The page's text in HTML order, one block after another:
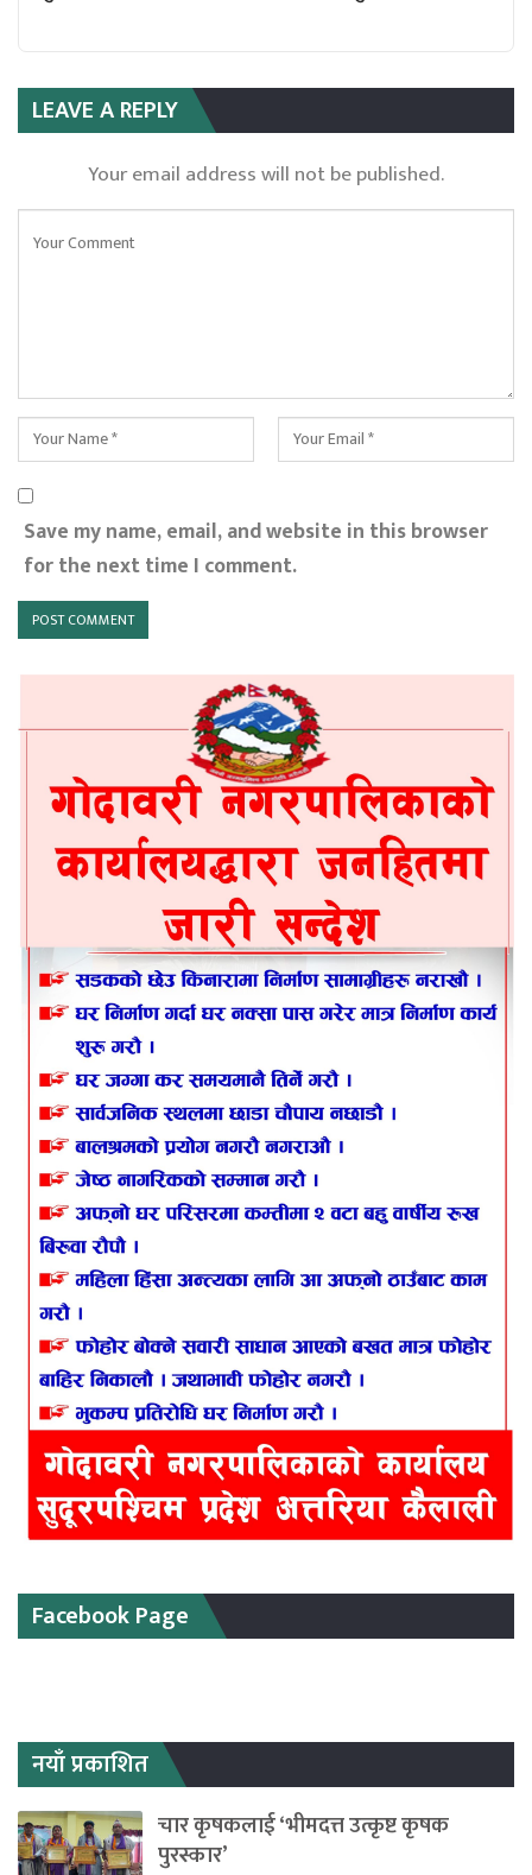
LEAVE A REPLY
Your email address will not be published.
Save my name, email, and website in this browser
for the next time I comment.
Facebook Page
नयाँ प्रकाशित
चार कृषकलाई ‘भीमदत्त उत्कृष्ट कृषक
पुरस्कार’